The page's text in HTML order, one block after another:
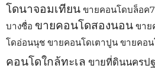
โดนาจอมเทียน ขายคอนโดบล็อค
บางซื่อ ขายคอนโดสองนอน ขาย
โดอ่อนนุช ขายคอนโดเตาปูน ขายคอน
คอนโดใกล้ทะเล ขายที่ดินนครป